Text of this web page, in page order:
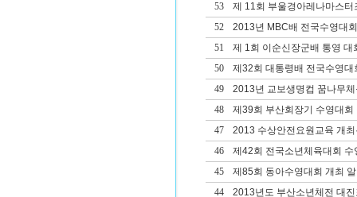
53
제 11회 부울경아레나마스터
52
2013년 MBC배 전국수영대
51
제 1회 이순신장군배 통영 대
50
제32회 대통령배 전국수영대
49
2013년 교보생명컵 꿈나무
48
제39회 부산회장기 수영대
47
2013 수상안전요원교육 개최
46
제42회 전국소년체육대회 수
45
제85회 동아수영대회 개최
44
2013년도 부산소년체전 대진